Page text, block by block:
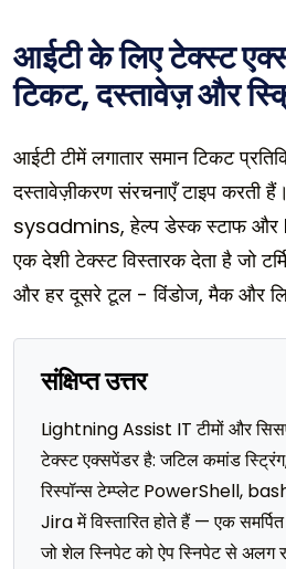
आईटी के लिए टेक्स्ट
टिकट, दस्तावेज़ और
आईटी टीमें लगातार समान टिकट
दस्तावेज़ीकरण संरचनाएँ टाइप
sysadmins, हेल्प डेस्क स्टाफ और
एक देशी टेक्स्ट विस्तारक देता है जो
और हर दूसरे टूल - विंडोज, मैक और
संक्षिप्त उत्तर
Lightning Assist IT टीमों और
टेक्स्ट एक्सपेंडर है: जटिल कमांड
रिस्पॉन्स टेम्प्लेट PowerShell,
Jira में विस्तारित होते हैं — एक
जो शेल स्निपेट को ऐप स्निपेट से